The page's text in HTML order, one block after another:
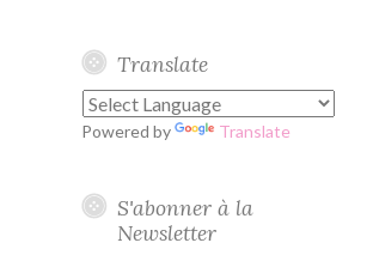
Translate
Powered by Translate
S'abonner à la
Newsletter